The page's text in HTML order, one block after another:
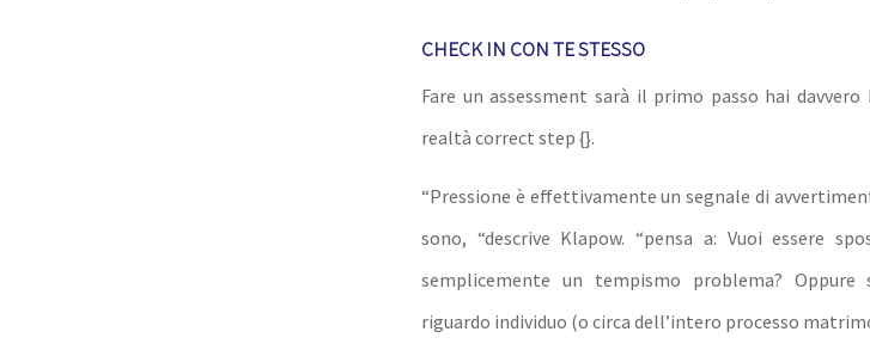
CHECK IN CON TE STESSO
Fare un assessment sarà il primo passo hai
realtà correct step {}.
“Pressione è effettivamente un segnale di
sono, “descrive Klapow. “pensa a: Vuoi essere
semplicemente un tempismo problema?
riguardo individuo (o circa dell’intero processo